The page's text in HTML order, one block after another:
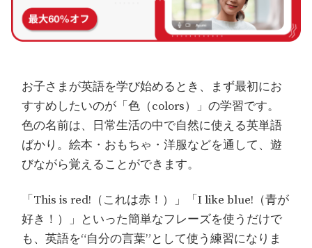
お子さまが英語を学び始めるとき、まず最初にお
すすめしたいのが「色（colors）」の学習です。
色の名前は、日常生活の中で自然に使える英単語
ばかり。絵本・おもちゃ・洋服などを通して、遊
びながら覚えることができます。
「This is red!（これは赤！）」「I like blue!（青が
好き！）」といった簡単なフレーズを使うだけで
も、英語を“自分の言葉”として使う練習になりま